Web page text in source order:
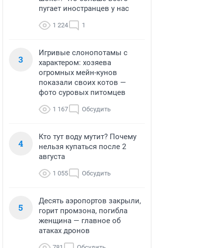
пугает иностранцев у нас
1 224 1
3
Игривые слонопотамы с
характером: хозяева
огромных мейн-кунов
показали своих котов —
фото суровых питомцев
1 167 Обсудить
4
Кто тут воду мутит? Почему
нельзя купаться после 2
августа
1 055 Обсудить
5
Десять аэропортов закрыли,
горит промзона, погибла
женщина — главное об
атаках дронов